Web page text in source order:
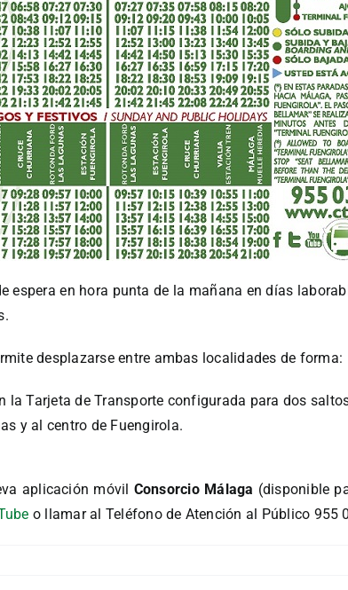
espera en hora punta de la mañana en días
desplazarse entre ambas localidades de forma:
la Tarjeta de Transporte configurada para dos
y al centro de Fuengirola.
aplicación móvil Consorcio Málaga (disponible
o llamar al Teléfono de Atención al Público 955